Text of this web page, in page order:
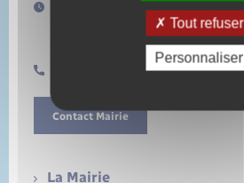
Horaires d'ouverture :
Lundi de 14h à 17h
Samedi de 11h à 12h
Contact Mairie
La Mairie
Tout refuser
Personnaliser